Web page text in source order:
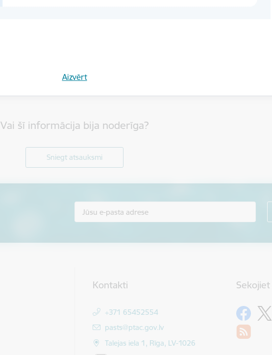
Aizvērt
Vai šī informācija bija noderīga?
Sniegt atsauksmi
Kontakti
+371 65452554
E-pasts:
pasts@ptac.gov.lv
Talejas iela 1, Rīga, LV-1026